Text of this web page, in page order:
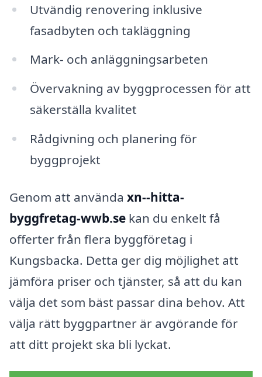
Utvändig renovering inklusive
fasadbyten och takläggning
Mark- och anläggningsarbeten
Övervakning av byggprocessen för att
säkerställa kvalitet
Rådgivning och planering för
byggprojekt
Genom att använda xn--hitta-
byggfretag-wwb.se kan du enkelt få
offerter från flera byggföretag i
Kungsbacka. Detta ger dig möjlighet att
jämföra priser och tjänster, så att du kan
välja det som bäst passar dina behov. Att
välja rätt byggpartner är avgörande för
att ditt projekt ska bli lyckat.